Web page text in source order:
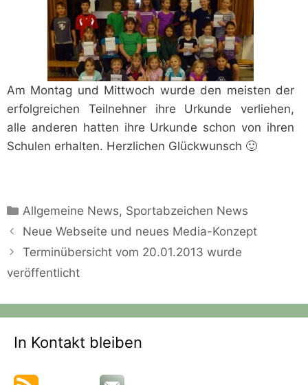
Am Montag und Mittwoch wurde den meisten der
erfolgreichen Teilnehner ihre Urkunde verliehen,
alle anderen hatten ihre Urkunde schon von ihren
Schulen erhalten. Herzlichen Glückwunsch 🙂
Kategorien
Allgemeine News, Sportabzeichen News
Neue Webseite und neues Media-Konzept
Terminübersicht vom 20.01.2013 wurde
veröffentlicht
In Kontakt bleiben